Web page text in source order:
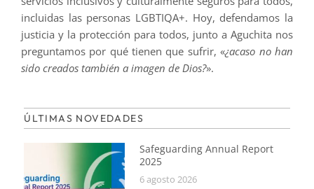
incluidas las personas LGBTIQA+. Hoy, defendamos la
justicia y la protección para todos, junto a Aguchita nos
preguntamos por qué tienen que sufrir, «¿acaso no han
sido creados también a imagen de Dios?».
ÚLTIMAS NOVEDADES
Safeguarding Annual Report
2025
6 agosto 2026